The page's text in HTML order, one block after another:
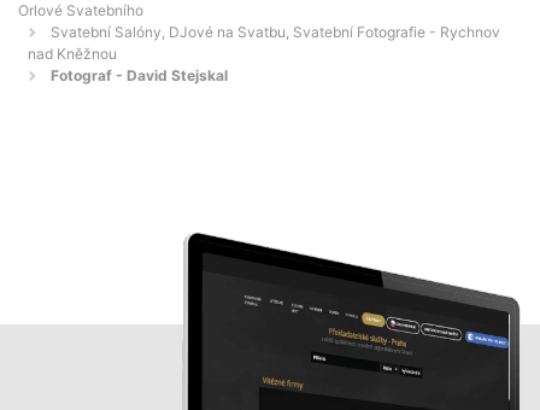
Orlové Svatebního
Svatební Salóny, DJové na Svatbu, Svatební Fotografie - Rychnov
nad Kněžnou
Fotograf - David Stejskal